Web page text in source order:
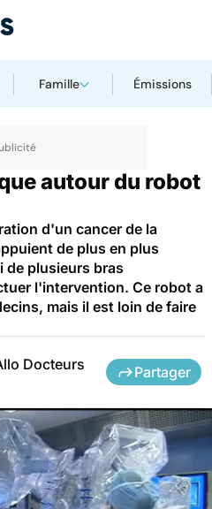
Famille Émissions
de la prostate
autour du robot
d'un cancer de la
de plus en plus
de plusieurs bras
l'intervention. Ce robot a
mais il est loin de faire
Docteurs Partager